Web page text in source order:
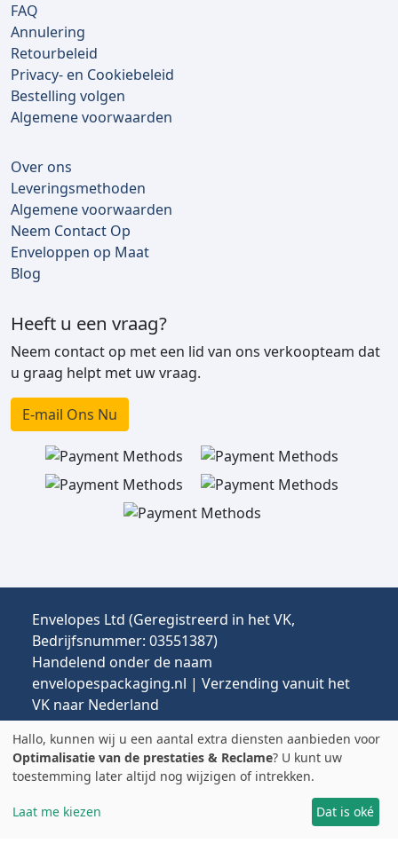
FAQ
Annulering
Retourbeleid
Privacy- en Cookiebeleid
Bestelling volgen
Algemene voorwaarden
Over ons
Leveringsmethoden
Algemene voorwaarden
Neem Contact Op
Enveloppen op Maat
Blog
Heeft u een vraag?
Neem contact op met een lid van ons verkoopteam dat
u graag helpt met uw vraag.
E-mail Ons Nu
Envelopes Ltd (Geregistreerd in het VK,
Bedrijfsnummer: 03551387)
Handelend onder de naam
envelopespackaging.nl | Verzending vanuit het
VK naar Nederland
Prijzen in EUR | Invoerrechten & btw kunnen van
toepassing zijn.
© 2025 All rights reserved.
Hallo, kunnen wij u een aantal extra diensten aanbieden voor
Optimalisatie van de prestaties & Reclame? U kunt uw
toestemming later altijd nog wijzigen of intrekken.
Laat me kiezen Dat is oké